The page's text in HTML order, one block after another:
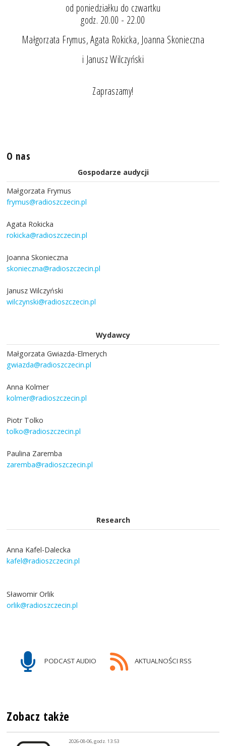
od poniedziałku do czwartku
godz. 20.00 - 22.00
Małgorzata Frymus, Agata Rokicka, Joanna Skonieczna
i Janusz Wilczyński
Zapraszamy!
O nas
Gospodarze audycji
Małgorzata Frymus
frymus@radioszczecin.pl
Agata Rokicka
rokicka@radioszczecin.pl
Joanna Skonieczna
skonieczna@radioszczecin.pl
Janusz Wilczyński
wilczynski@radioszczecin.pl
Wydawcy
Małgorzata Gwiazda-Elmerych
gwiazda@radioszczecin.pl
Anna Kolmer
kolmer@radioszczecin.pl
Piotr Tolko
tolko@radioszczecin.pl
Paulina Zaremba
zaremba@radioszczecin.pl
Research
Anna Kafel-Dalecka
kafel@radioszczecin.pl
Sławomir Orlik
orlik@radioszczecin.pl
PODCAST AUDIO AKTUALNOŚCI RSS
Zobacz także
2026-08-06, godz. 13:53